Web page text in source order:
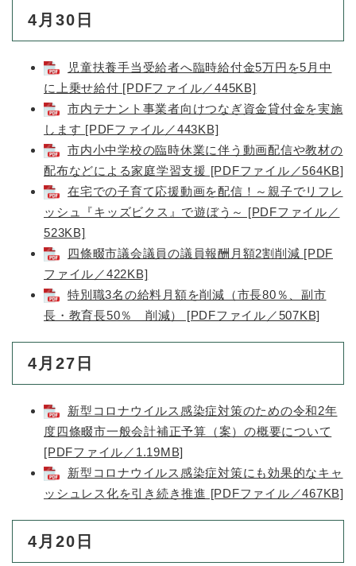
4月30日
児童扶養手当受給者へ臨時給付金5万円を5月中
に上乗せ給付 [PDFファイル／445KB]
市内テナント事業者向けつなぎ資金貸付金を実施
します [PDFファイル／443KB]
市内小中学校の臨時休業に伴う動画配信や教材の
配布などによる家庭学習支援 [PDFファイル／564KB]
在宅での子育て応援動画を配信！～親子でリフレ
ッシュ『キッズビクス』で遊ぼう～ [PDFファイル／
523KB]
四條畷市議会議員の議員報酬月額2割削減 [PDF
ファイル／422KB]
特別職3名の給料月額を削減（市長80％、副市
長・教育長50％ 削減） [PDFファイル／507KB]
4月27日
新型コロナウイルス感染症対策のための令和2年
度四條畷市一般会計補正予算（案）の概要について
[PDFファイル／1.19MB]
新型コロナウイルス感染症対策にも効果的なキャ
ッシュレス化を引き続き推進 [PDFファイル／467KB]
4月20日